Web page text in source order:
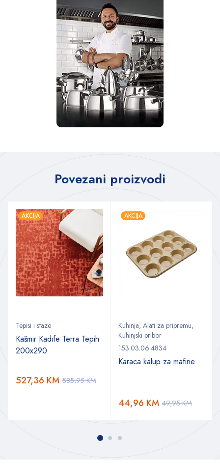
Povezani proizvodi
AKCIJA
Tepisi i staze
Kašmir Kadife Terra Tepih
200x290
585,95KM
527,36 KM
AKCIJA
Kuhinja, Alati za pripremu,
Kuhinjski pribor
153.03.06.4834
Karaca kalup za mafine
49,95KM
44,96 KM